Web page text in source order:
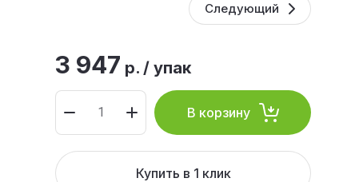
Следующий
3 947 р. / упак
В корзину
Купить в 1 клик